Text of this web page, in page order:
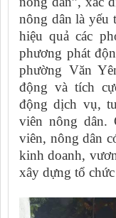
nông dân là yếu
hiệu quả các
phương phát
phường Văn
động và tích
động dịch vụ,
viên nông dân.
viên, nông dân
kinh doanh,
xây dựng tổ